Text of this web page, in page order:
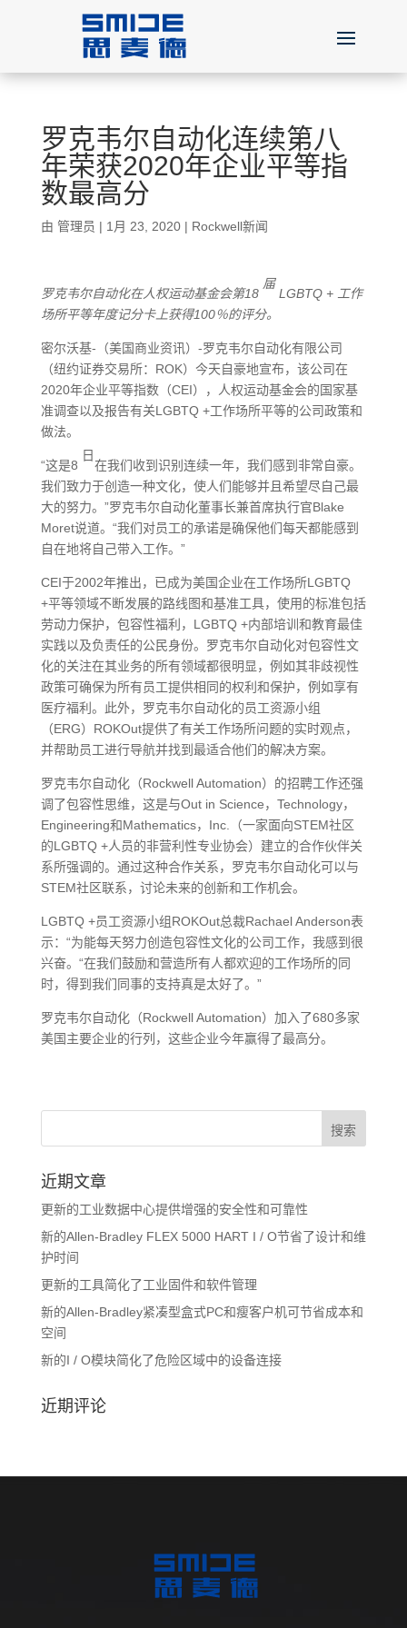
罗克韦尔自动化连续第八
年荣获2020年企业平等指
数最高分
由 管理员 | 1月 23, 2020| Rockwell新闻
罗克韦尔自动化在人权运动基金会第18
届
LGBTQ + 工作
场所平等年度记分卡上获得100％的评分。
密尔沃基-（美国商业资讯）-罗克韦尔自动化有限公司
（纽约证券交易所：ROK）今天自豪地宣布，该公司在
2020年企业平等指数（CEI），人权运动基金会的国家基
准调查以及报告有关LGBTQ +工作场所平等的公司政策和
做法。
“这是8
日
在我们收到识别连续一年，我们感到非常自豪。
我们致力于创造一种文化，使人们能够并且希望尽自己最
大的努力。”罗克韦尔自动化董事长兼首席执行官Blake
Moret说道。“我们对员工的承诺是确保他们每天都能感到
自在地将自己带入工作。”
CEI于2002年推出，已成为美国企业在工作场所LGBTQ
+平等领域不断发展的路线图和基准工具，使用的标准包括
劳动力保护，包容性福利，LGBTQ +内部培训和教育最佳
实践以及负责任的公民身份。罗克韦尔自动化对包容性文
化的关注在其业务的所有领域都很明显，例如其非歧视性
政策可确保为所有员工提供相同的权利和保护，例如享有
医疗福利。此外，罗克韦尔自动化的员工资源小组
（ERG）ROKOut提供了有关工作场所问题的实时观点，
并帮助员工进行导航并找到最适合他们的解决方案。
罗克韦尔自动化（Rockwell Automation）的招聘工作还强
调了包容性思维，这是与Out in Science，Technology，
Engineering和Mathematics，Inc.（一家面向STEM社区
的LGBTQ +人员的非营利性专业协会）建立的合作伙伴关
系所强调的。通过这种合作关系，罗克韦尔自动化可以与
STEM社区联系，讨论未来的创新和工作机会。
LGBTQ +员工资源小组ROKOut总裁Rachael Anderson表
示：“为能每天努力创造包容性文化的公司工作，我感到很
兴奋。“在我们鼓励和营造所有人都欢迎的工作场所的同
时，得到我们同事的支持真是太好了。”
罗克韦尔自动化（Rockwell Automation）加入了680多家
美国主要企业的行列，这些企业今年赢得了最高分。
近期文章
更新的工业数据中心提供增强的安全性和可靠性
新的Allen-Bradley FLEX 5000 HART I / O节省了设计和维
护时间
更新的工具简化了工业固件和软件管理
新的Allen-Bradley紧凑型盒式PC和瘦客户机可节省成本和
空间
新的I / O模块简化了危险区域中的设备连接
近期评论